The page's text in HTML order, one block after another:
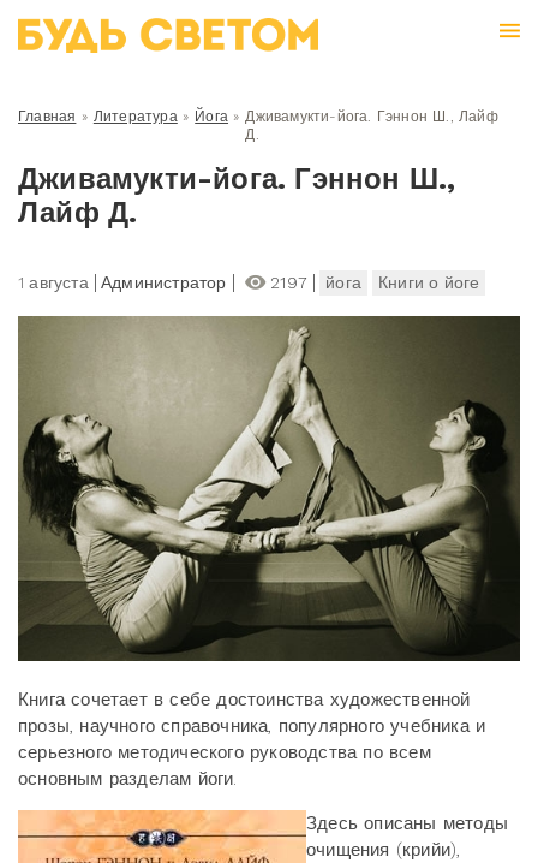
Главная » Литература» Йога » Дживамукти-йога. Гэннон Ш., Лайф
Д.
Дживамукти-йога. Гэннон Ш.,
Лайф Д.
1 августа Администратор 2197 йога Книги о йоге
Книга сочетает в себе достоинства художественной
прозы, научного справочника, популярного учебника и
серьезного методического руководства по всем
основным разделам йоги.
Здесь описаны методы
очищения (крийи),